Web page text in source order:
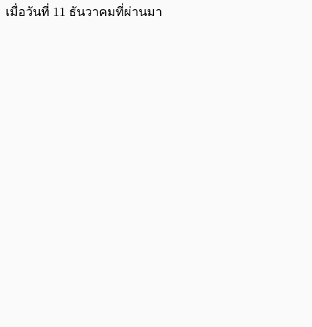
เมื่อวันที่ 11 ธันวาคมที่ผ่านมา